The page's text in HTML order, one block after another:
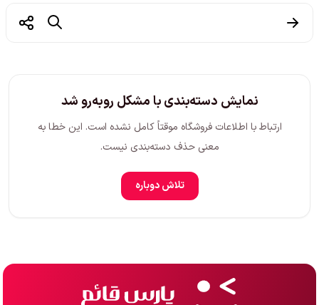
نمایش دسته‌بندی با مشکل روبه‌رو شد
ارتباط با اطلاعات فروشگاه موقتاً کامل نشده است. این خطا به
معنی حذف دسته‌بندی نیست.
تلاش دوباره